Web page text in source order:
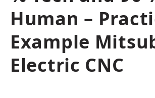
Human –
Example
Electric CNC